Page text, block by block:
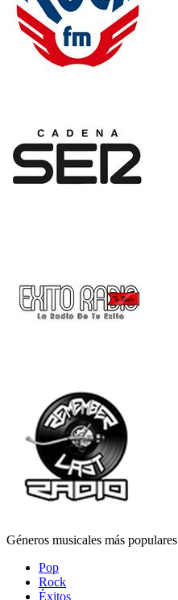
Géneros musicales más populares
Pop
Rock
Éxitos